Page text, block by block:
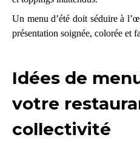
Un menu d’été doit séduire à
présentation soignée, colorée et
Idées de
votre
collectivité